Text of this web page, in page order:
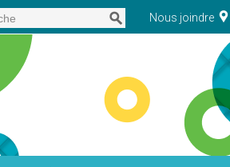
Nous joindre